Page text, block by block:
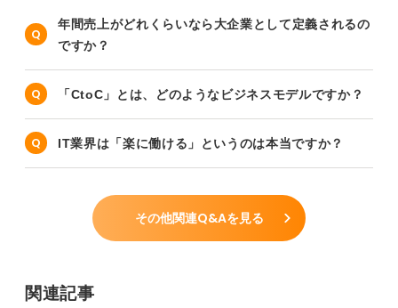
年間売上がどれくらいなら大企業として定義されるの
ですか？
「CtoC」とは、どのようなビジネスモデルですか？
IT業界は「楽に働ける」というのは本当ですか？
その他関連Q&Aを見る
関連記事